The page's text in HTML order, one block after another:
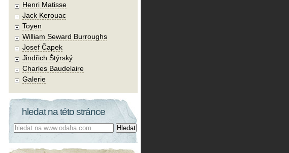
Henri Matisse
Jack Kerouac
Toyen
William Seward Burroughs
Josef Čapek
Jindřich Štýrský
Charles Baudelaire
Galerie
hledat na této stránce
Co hledat: